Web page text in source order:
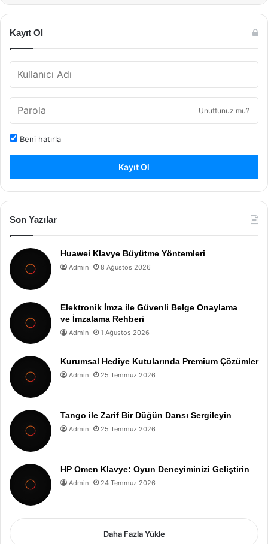
Kayıt Ol
Unuttunuz mu?
Beni hatırla
Kayıt Ol
Son Yazılar
Huawei Klavye Büyütme Yöntemleri
Admin 8 Ağustos 2026
Elektronik İmza ile Güvenli Belge Onaylama
ve İmzalama Rehberi
Admin 1 Ağustos 2026
Kurumsal Hediye Kutularında Premium Çözümler
Admin 25 Temmuz 2026
Tango ile Zarif Bir Düğün Dansı Sergileyin
Admin 25 Temmuz 2026
HP Omen Klavye: Oyun Deneyiminizi Geliştirin
Admin 24 Temmuz 2026
Daha Fazla Yükle